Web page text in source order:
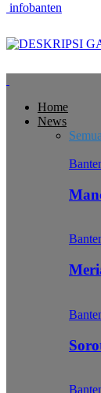
infobanten
Home
News
Semua